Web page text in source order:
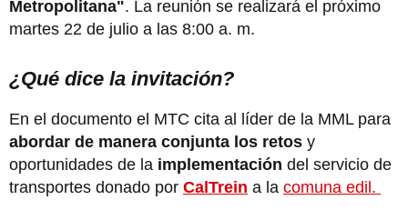
Metropolitana". La reunión se realizará el próximo
martes 22 de julio a las 8:00 a. m.
¿Qué dice la invitación?
En el documento el MTC cita al líder de la MML para
abordar de manera conjunta los retos y
oportunidades de la implementación del servicio de
transportes donado por CalTrein a la comuna edil.